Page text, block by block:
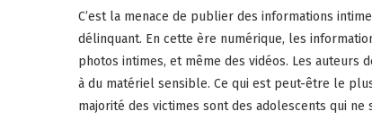
C’est la menace de publier des informations
délinquant. En cette ère numérique, les
photos intimes, et même des vidéos. Les auteurs
à du matériel sensible. Ce qui est peut-être le
majorité des victimes sont des adolescents qui